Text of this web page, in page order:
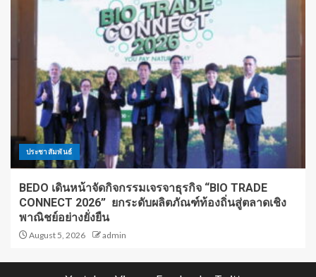
ประชาสัมพันธ์
BEDO เดินหน้าจัดกิจกรรมเจรจาธุรกิจ “BIO TRADE
CONNECT 2026” ยกระดับผลิตภัณฑ์ท้องถิ่นสู่ตลาดเชิง
พาณิชย์อย่างยั่งยืน
August 5, 2026 admin